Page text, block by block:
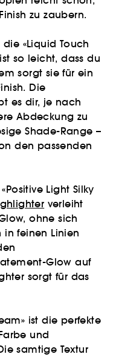
zu zaubern.
die «Liquid Touch
so leicht, dass du
sorgt sie für ein
Die
es dir, je nach
Abdeckung zu
Shade-Range –
den passenden
Light Silky
verleiht
ohne sich
in feinen Linien
Glow auf
sorgt für das
ist die perfekte
und
samtige Textur